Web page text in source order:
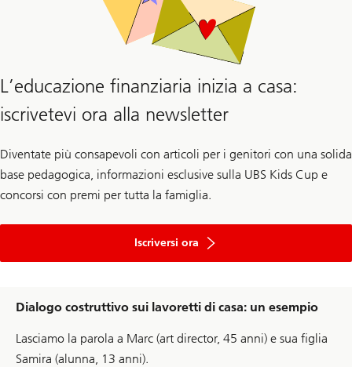
L’educazione finanziaria inizia a casa:
iscrivetevi ora alla newsletter
Diventate più consapevoli con articoli per i genitori con una solida
base pedagogica, informazioni esclusive sulla UBS Kids Cup e
concorsi con premi per tutta la famiglia.
Iscriversi ora
Dialogo costruttivo sui lavoretti di casa: un esempio
Lasciamo la parola a Marc (art director, 45 anni) e sua figlia
Samira (alunna, 13 anni).